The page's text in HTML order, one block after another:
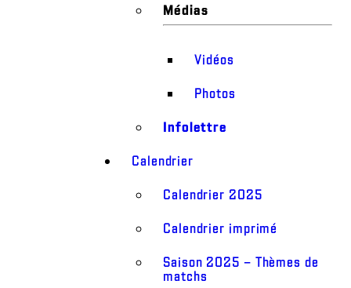
Médias
Vidéos
Photos
Infolettre
Calendrier
Calendrier 2025
Calendrier imprimé
Saison 2025 – Thèmes de
matchs